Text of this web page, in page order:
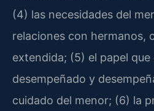
(4) las necesidades del
relaciones con hermanos,
extendida; (5) el papel que
desempeñado y
cuidado del menor; (6) la